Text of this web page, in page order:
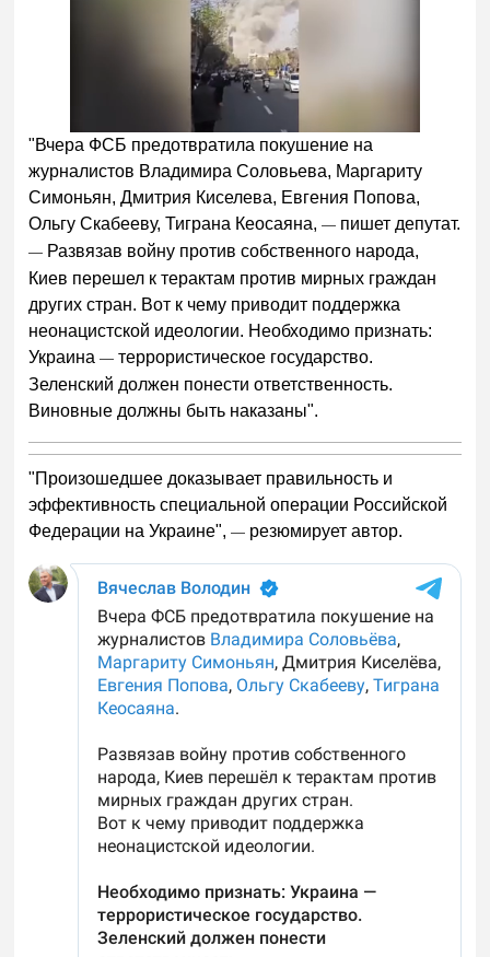
"Вчера ФСБ предотвратила покушение на
журналистов Владимира Соловьева, Маргариту
Симоньян, Дмитрия Киселева, Евгения Попова,
Ольгу Скабееву, Тиграна Кеосаяна,— пишет депутат.
— Развязав войну против собственного народа,
Киев перешел к терактам против мирных граждан
других стран. Вот к чему приводит поддержка
неонацистской идеологии. Необходимо признать:
Украина— террористическое государство.
Зеленский должен понести ответственность.
Виновные должны быть наказаны".
"Произошедшее доказывает правильность и
эффективность специальной операции Российской
Федерации на Украине",— резюмирует автор.